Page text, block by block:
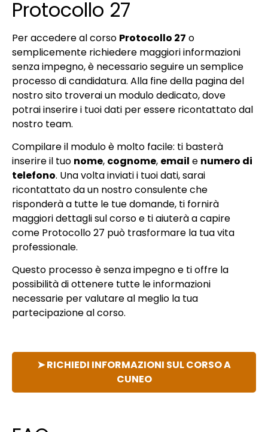
Protocollo 27
Per accedere al corso Protocollo 27 o
semplicemente richiedere maggiori informazioni
senza impegno, è necessario seguire un semplice
processo di candidatura. Alla fine della pagina del
nostro sito troverai un modulo dedicato, dove
potrai inserire i tuoi dati per essere ricontattato dal
nostro team.
Compilare il modulo è molto facile: ti basterà
inserire il tuo nome, cognome, email e numero di
telefono. Una volta inviati i tuoi dati, sarai
ricontattato da un nostro consulente che
risponderà a tutte le tue domande, ti fornirà
maggiori dettagli sul corso e ti aiuterà a capire
come Protocollo 27 può trasformare la tua vita
professionale.
Questo processo è senza impegno e ti offre la
possibilità di ottenere tutte le informazioni
necessarie per valutare al meglio la tua
partecipazione al corso.
➤ RICHIEDI INFORMAZIONI SUL CORSO A
CUNEO